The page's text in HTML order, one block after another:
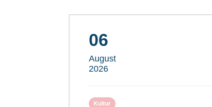
06
August
2026
Kultur